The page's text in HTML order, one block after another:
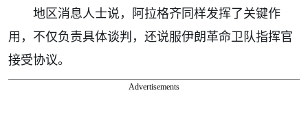
地区消息人士说，阿拉格齐同样发挥了关键作
用，不仅负责具体谈判，还说服伊朗革命卫队指挥官
接受协议。
Advertisements